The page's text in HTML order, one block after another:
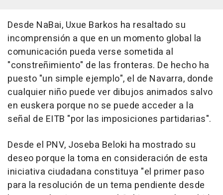
Desde NaBai, Uxue Barkos ha resaltado su
incomprensión a que en un momento global la
comunicación pueda verse sometida al
"constreñimiento" de las fronteras. De hecho ha
puesto "un simple ejemplo", el de Navarra, donde
cualquier niño puede ver dibujos animados salvo
en euskera porque no se puede acceder a la
señal de EITB "por las imposiciones partidarias".
Desde el PNV, Joseba Beloki ha mostrado su
deseo porque la toma en consideración de esta
iniciativa ciudadana constituya "el primer paso
para la resolución de un tema pendiente desde